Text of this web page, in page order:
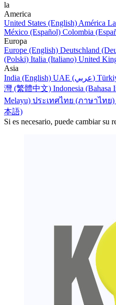
la
America
United States (English) América
México (Español) Colombia
Europa
Europe (English) Deutschland
(Polski) Italia (Italiano) United
Asia
India (English)
UAE (عربي)
灣 (繁體中文) Indonesia (Bahasa
Melayu) ประเทศไทย (ภาษาไทย)
本語)
Si es necesario, puede cambiar su